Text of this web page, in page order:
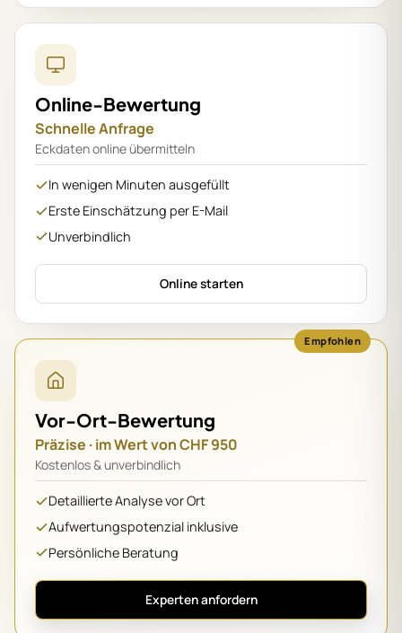
Online-Bewertung
Schnelle Anfrage
Eckdaten online übermitteln
In wenigen Minuten ausgefüllt
Erste Einschätzung per E-Mail
Unverbindlich
Online starten
Empfohlen
Vor-Ort-Bewertung
Präzise · im Wert von CHF 950
Kostenlos & unverbindlich
Detaillierte Analyse vor Ort
Aufwertungspotenzial inklusive
Persönliche Beratung
Experten anfordern